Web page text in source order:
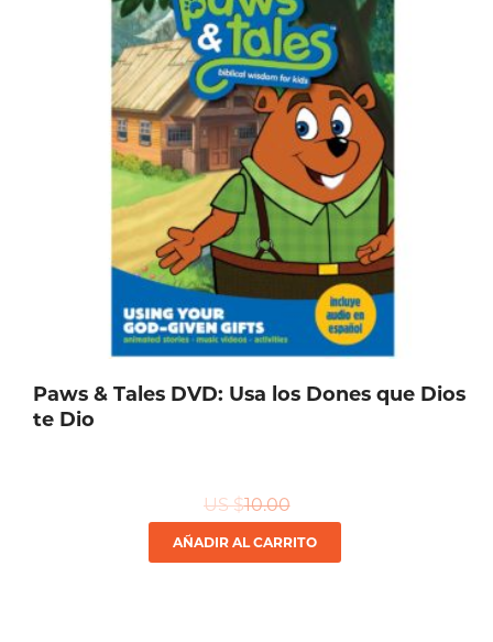
Paws & Tales DVD: Usa los Dones que Dios
te Dio
US $10.00
AÑADIR AL CARRITO